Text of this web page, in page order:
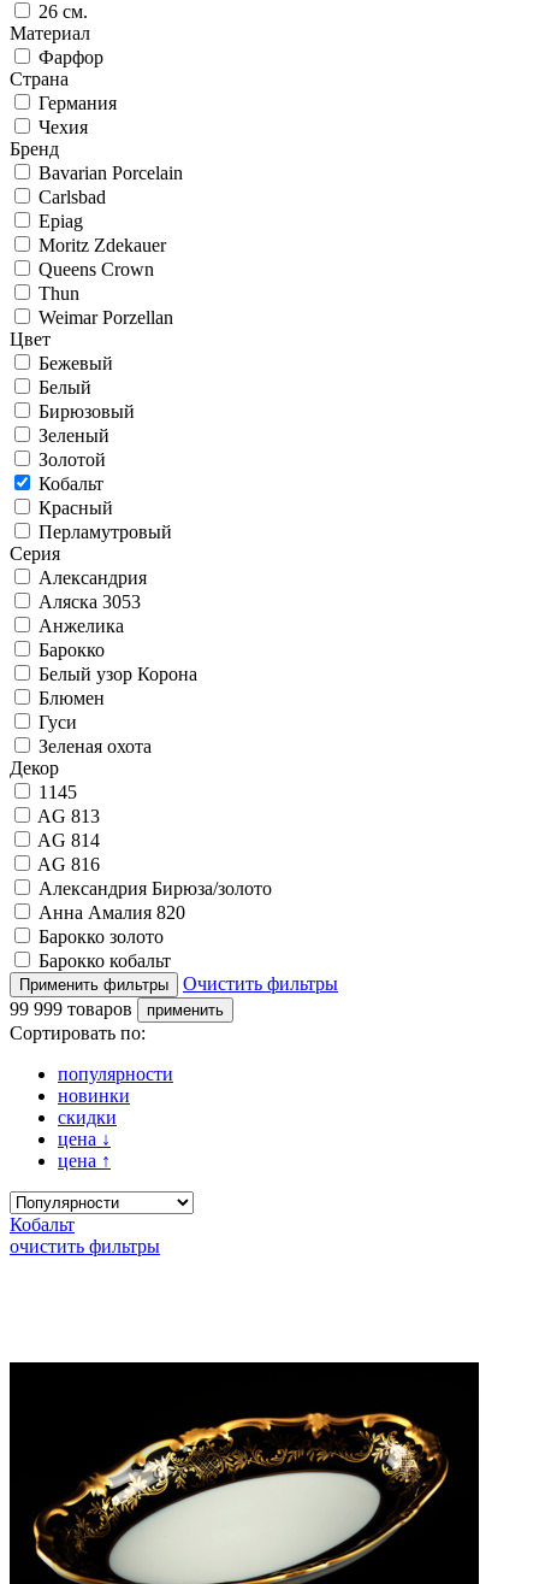
26 см.
Материал
Фарфор
Страна
Германия
Чехия
Бренд
Bavarian Porcelain
Carlsbad
Epiag
Moritz Zdekauer
Queens Crown
Thun
Weimar Porzellan
Цвет
Бежевый
Белый
Бирюзовый
Зеленый
Золотой
Кобальт
Красный
Перламутровый
Серия
Александрия
Аляска 3053
Анжелика
Барокко
Белый узор Корона
Блюмен
Гуси
Зеленая охота
Декор
1145
AG 813
AG 814
AG 816
Александрия Бирюза/золото
Анна Амалия 820
Барокко золото
Барокко кобальт
Очистить фильтры
99 999 товаров
Сортировать по:
популярности
новинки
скидки
цена ↓
цена ↑
Кобальт
очистить фильтры